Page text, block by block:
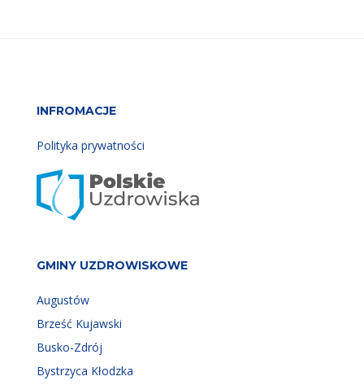
INFROMACJE
Polityka prywatności
GMINY UZDROWISKOWE
Augustów
Brześć Kujawski
Busko-Zdrój
Bystrzyca Kłodzka